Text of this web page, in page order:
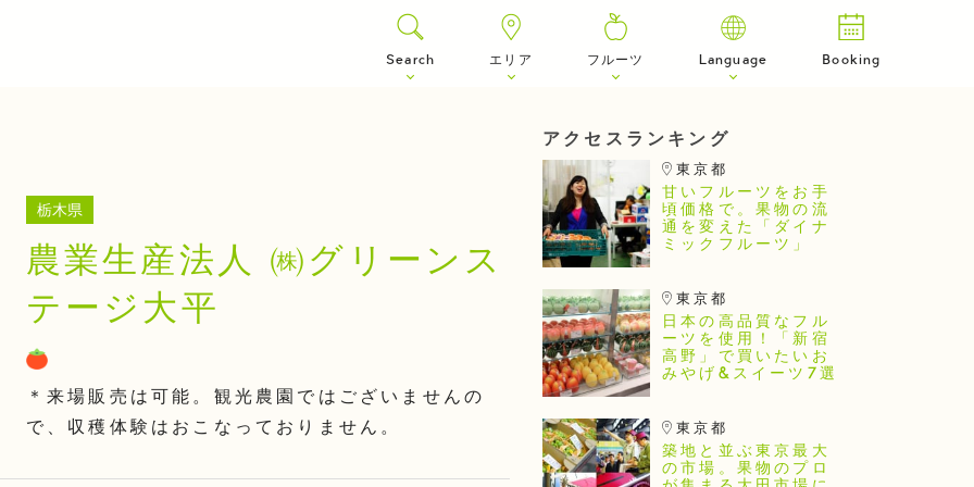
Search エリア フルーツ Language Booking
栃木県
農業生産法人 ㈱グリーンス
テージ大平
＊来場販売は可能。観光農園ではございませんの
で、収穫体験はおこなっておりません。
アクセスランキング
東京都
甘いフルーツをお手
頃価格で。果物の流
通を変えた「ダイナ
ミックフルーツ」
東京都
日本の高品質なフル
ーツを使用！「新宿
高野」で買いたいお
みやげ&スイーツ7選
東京都
築地と並ぶ東京最大
の市場。果物のプロ